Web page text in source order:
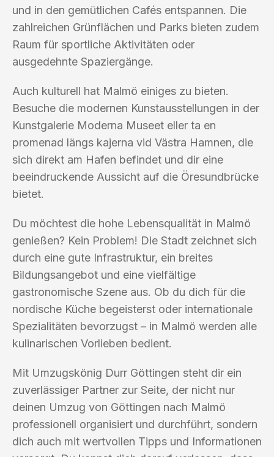
und in den gemütlichen Cafés entspannen. Die
zahlreichen Grünflächen und Parks bieten zudem
Raum für sportliche Aktivitäten oder
ausgedehnte Spaziergänge.
Auch kulturell hat Malmö einiges zu bieten.
Besuche die modernen Kunstausstellungen in der
Kunstgalerie Moderna Museet eller ta en
promenad längs kajerna vid Västra Hamnen, die
sich direkt am Hafen befindet und dir eine
beeindruckende Aussicht auf die Öresundbrücke
bietet.
Du möchtest die hohe Lebensqualität in Malmö
genießen? Kein Problem! Die Stadt zeichnet sich
durch eine gute Infrastruktur, ein breites
Bildungsangebot und eine vielfältige
gastronomische Szene aus. Ob du dich für die
nordische Küche begeisterst oder internationale
Spezialitäten bevorzugst – in Malmö werden alle
kulinarischen Vorlieben bedient.
Mit Umzugskönig Durr Göttingen steht dir ein
zuverlässiger Partner zur Seite, der nicht nur
deinen Umzug von Göttingen nach Malmö
professionell organisiert und durchführt, sondern
dich auch mit wertvollen Tipps und Informationen